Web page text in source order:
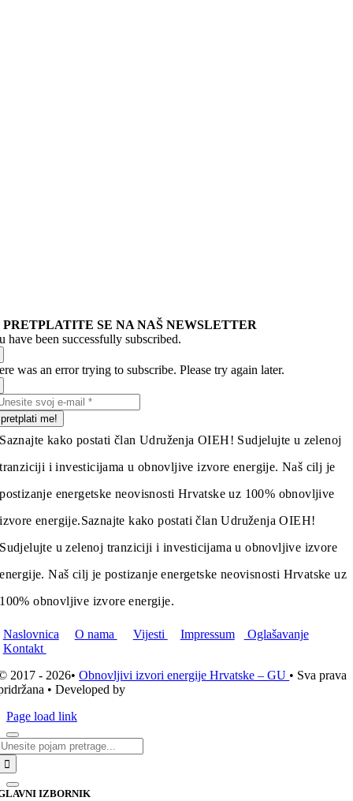
PRETPLATITE SE NA NAŠ NEWSLETTER
have been successfully subscribed.
was an error trying to subscribe. Please try again later.
pretplati me!
Saznajte kako postati član Udruženja OIEH! Sudjelujte u zelenoj
tranziciji i investicijama u obnovljive izvore energije. Naš cilj je
postizanje energetske neovisnosti Hrvatske uz 100% obnovljive
izvore energije.Saznajte kako postati član Udruženja OIEH!
Sudjelujte u zelenoj tranziciji i investicijama u obnovljive izvore
energije. Naš cilj je postizanje energetske neovisnosti Hrvatske uz
100% obnovljive izvore energije.
Naslovnica O nama Vijesti Impressum
Oglašavanje
Kontakt
2017 - 2026•Obnovljivi izvori energije Hrvatske – GU • Sva prava
• Developed by
Page load link
IZBORNIK